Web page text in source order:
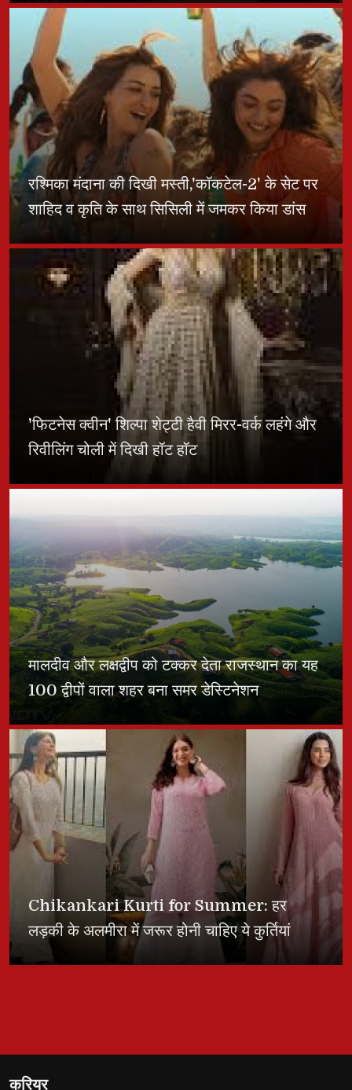
रश्मिका मंदाना की दिखी मस्ती,'कॉकटेल-2' के सेट पर
शाहिद व कृति के साथ सिसिली में जमकर किया डांस
'फिटनेस क्वीन' शिल्पा शेट्टी हैवी मिरर-वर्क लहंगे और
रिवीलिंग चोली में दिखी हॉट हॉट
मालदीव और लक्षद्वीप को टक्कर देता राजस्थान का यह
100 द्वीपों वाला शहर बना समर डेस्टिनेशन
Chikankari Kurti for Summer: हर
लड़की के अलमीरा में जरूर होनी चाहिए ये कुर्तियां
करियर